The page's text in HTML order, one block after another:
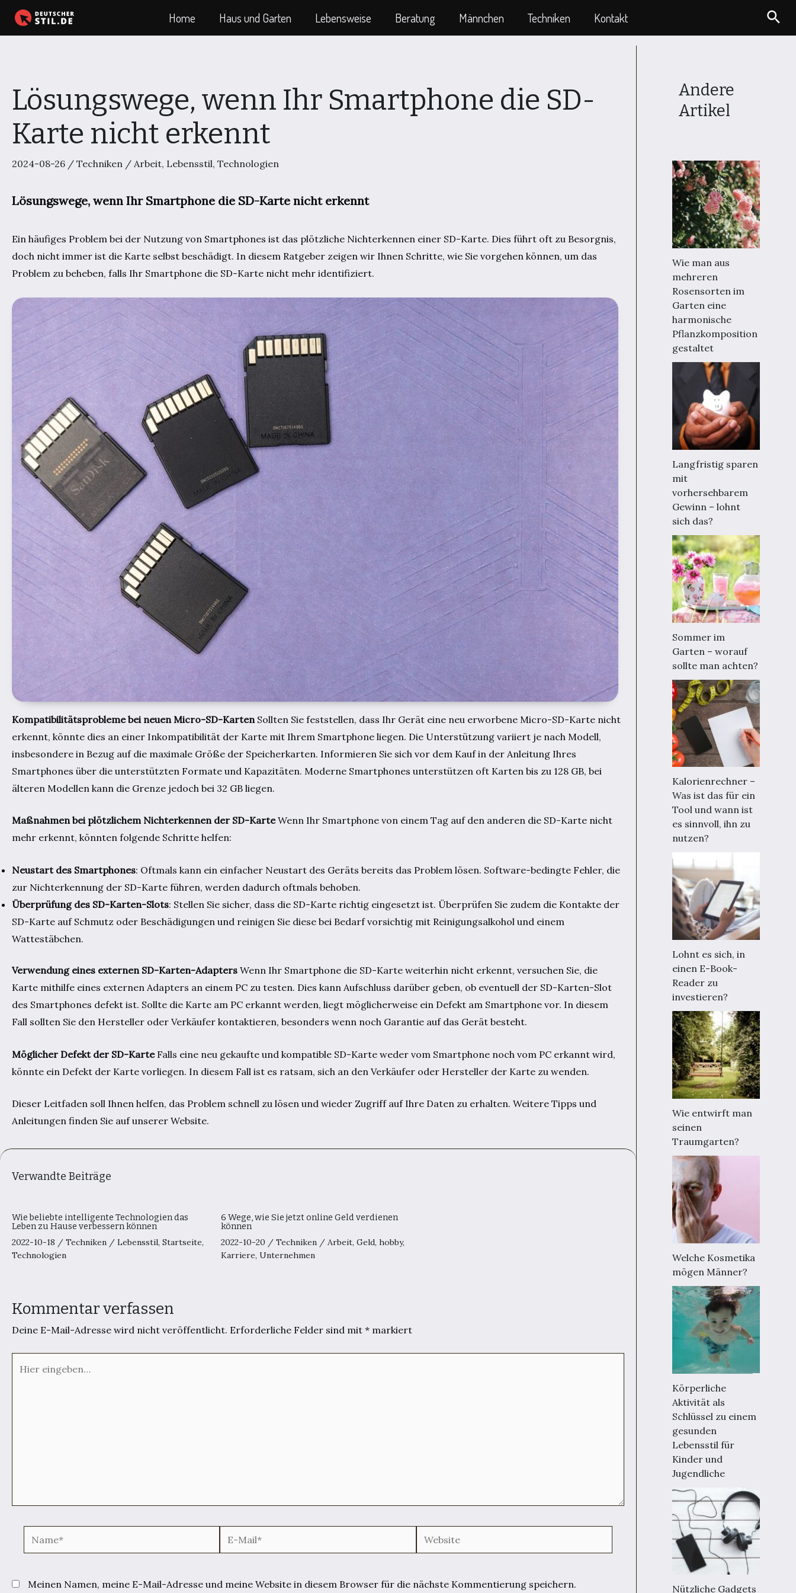
Zum
Inhalt
Home Haus und Garten Lebensweise Beratung Männchen Techniken Kontakt
Lösungswege, wenn Ihr Smartphone die SD-
Karte nicht erkennt
2024-08-26 / Techniken / Arbeit, Lebensstil, Technologien
Lösungswege, wenn Ihr Smartphone die SD-Karte nicht erkennt
Ein häufiges Problem bei der Nutzung von Smartphones ist das plötzliche Nichterkennen einer SD-Karte. Dies führt oft zu Besorgnis,
doch nicht immer ist die Karte selbst beschädigt. In diesem Ratgeber zeigen wir Ihnen Schritte, wie Sie vorgehen können, um das
Problem zu beheben, falls Ihr Smartphone die SD-Karte nicht mehr identifiziert.
Kompatibilitätsprobleme bei neuen Micro-SD-Karten Sollten Sie feststellen, dass Ihr Gerät eine neu erworbene Micro-SD-Karte nicht
erkennt, könnte dies an einer Inkompatibilität der Karte mit Ihrem Smartphone liegen. Die Unterstützung variiert je nach Modell,
insbesondere in Bezug auf die maximale Größe der Speicherkarten. Informieren Sie sich vor dem Kauf in der Anleitung Ihres
Smartphones über die unterstützten Formate und Kapazitäten. Moderne Smartphones unterstützen oft Karten bis zu 128 GB, bei
älteren Modellen kann die Grenze jedoch bei 32 GB liegen.
Maßnahmen bei plötzlichem Nichterkennen der SD-KarteWenn Ihr Smartphone von einem Tag auf den anderen die SD-Karte nicht
mehr erkennt, könnten folgende Schritte helfen:
Neustart des Smartphones: Oftmals kann ein einfacher Neustart des Geräts bereits das Problem lösen. Software-bedingte Fehler, die
zur Nichterkennung der SD-Karte führen, werden dadurch oftmals behoben.
Überprüfung des SD-Karten-Slots: Stellen Sie sicher, dass die SD-Karte richtig eingesetzt ist. Überprüfen Sie zudem die Kontakte der
SD-Karte auf Schmutz oder Beschädigungen und reinigen Sie diese bei Bedarf vorsichtig mit Reinigungsalkohol und einem
Wattestäbchen.
Verwendung eines externen SD-Karten-Adapters Wenn Ihr Smartphone die SD-Karte weiterhin nicht erkennt, versuchen Sie, die
Karte mithilfe eines externen Adapters an einem PC zu testen. Dies kann Aufschluss darüber geben, ob eventuell der SD-Karten-Slot
des Smartphones defekt ist. Sollte die Karte am PC erkannt werden, liegt möglicherweise ein Defekt am Smartphone vor. In diesem
Fall sollten Sie den Hersteller oder Verkäufer kontaktieren, besonders wenn noch Garantie auf das Gerät besteht.
Möglicher Defekt der SD-KarteFalls eine neu gekaufte und kompatible SD-Karte weder vom Smartphone noch vom PC erkannt wird,
könnte ein Defekt der Karte vorliegen. In diesem Fall ist es ratsam, sich an den Verkäufer oder Hersteller der Karte zu wenden.
Dieser Leitfaden soll Ihnen helfen, das Problem schnell zu lösen und wieder Zugriff auf Ihre Daten zu erhalten. Weitere Tipps und
Anleitungen finden Sie auf unserer Website.
Verwandte Beiträge
Wie beliebte intelligente Technologien das
Leben zu Hause verbessern können
2022-10-18 / Techniken / Lebensstil, Startseite,
Technologien
6 Wege, wie Sie jetzt online Geld verdienen
können
2022-10-20 /Techniken /Arbeit,Geld,hobby,
Karriere,Unternehmen
Kommentar verfassen
Deine E-Mail-Adresse wird nicht veröffentlicht. Erforderliche Felder sind mit * markiert
eingeben…
Mail*
Website
Meinen Namen, meine E-Mail-Adresse und meine Website in diesem Browser für die nächste Kommentierung speichern.
Andere
Artikel
Wie man aus
mehreren
Rosensorten im
Garten eine
harmonische
Pflanzkomposition
gestaltet
Langfristig sparen
mit
vorhersehbarem
Gewinn – lohnt
sich das?
Sommer im
Garten – worauf
sollte man achten?
Kalorienrechner –
Was ist das für ein
Tool und wann ist
es sinnvoll, ihn zu
nutzen?
Lohnt es sich, in
einen E-Book-
Reader zu
investieren?
Wie entwirft man
seinen
Traumgarten?
Welche Kosmetika
mögen Männer?
Körperliche
Aktivität als
Schlüssel zu einem
gesunden
Lebensstil für
Kinder und
Jugendliche
Nützliche Gadgets